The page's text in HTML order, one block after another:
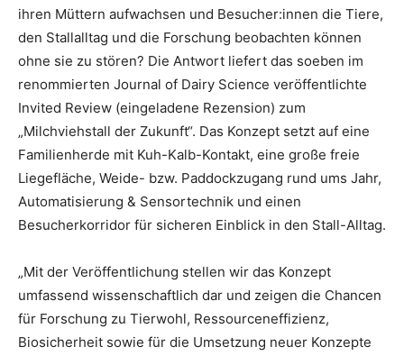
ihren Müttern aufwachsen und Besucher:innen die Tiere,
den Stallalltag und die Forschung beobachten können
ohne sie zu stören? Die Antwort liefert das soeben im
renommierten Journal of Dairy Science veröffentlichte
Invited Review (eingeladene Rezension) zum
„Milchviehstall der Zukunft“. Das Konzept setzt auf eine
Familienherde mit Kuh-Kalb-Kontakt, eine große freie
Liegefläche, Weide- bzw. Paddockzugang rund ums Jahr,
Automatisierung & Sensortechnik und einen
Besucherkorridor für sicheren Einblick in den Stall-Alltag.
„Mit der Veröffentlichung stellen wir das Konzept
umfassend wissenschaftlich dar und zeigen die Chancen
für Forschung zu Tierwohl, Ressourceneffizienz,
Biosicherheit sowie für die Umsetzung neuer Konzepte